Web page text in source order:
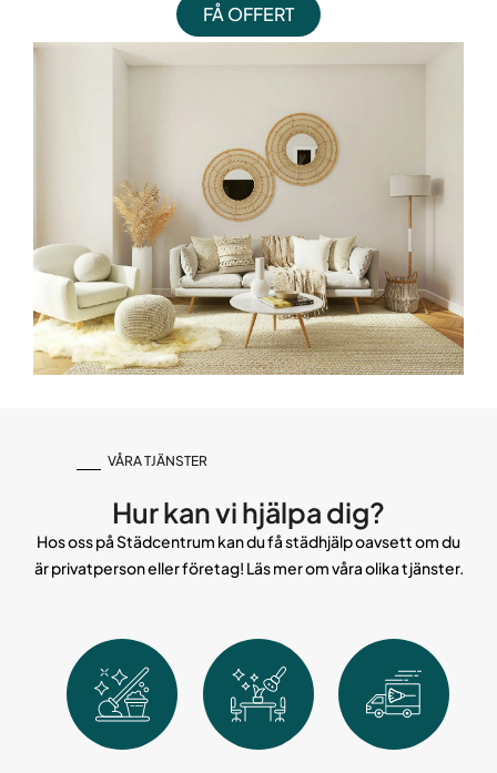
FÅ OFFERT
VÅRA TJÄNSTER
Hur kan vi hjälpa dig?
Hos oss på Städcentrum kan du få städhjälp oavsett om du
är privatperson eller företag! Läs mer om våra olika tjänster.